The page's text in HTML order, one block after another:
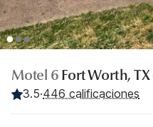
Motel 6 Fort Worth,
3.5·446 calificaciones